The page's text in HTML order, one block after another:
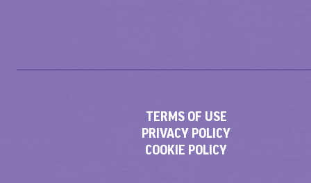
TERMS OF USE
PRIVACY POLICY
COOKIE POLICY